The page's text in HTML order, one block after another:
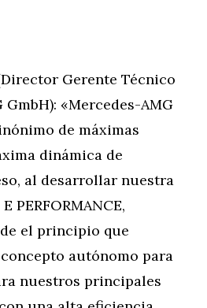
Gerente Técnico
GmbH): «Mercedes-AMG
de máximas
dinámica de
al desarrollar nuestra
PERFORMANCE,
el principio que
autónomo para
nuestros principales